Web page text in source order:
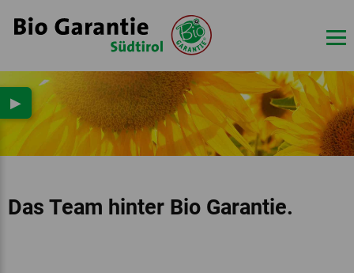
Das Team hinter Bio Garantie.
▶